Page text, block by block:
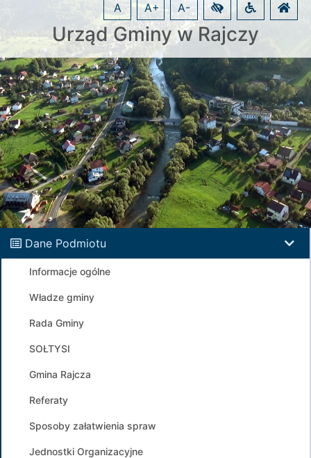
Urząd Gminy w Rajczy
A A+ A-
Dane Podmiotu
Informacje ogólne
Władze gminy
Rada Gminy
SOŁTYSI
Gmina Rajcza
Referaty
Sposoby załatwienia spraw
Jednostki Organizacyjne